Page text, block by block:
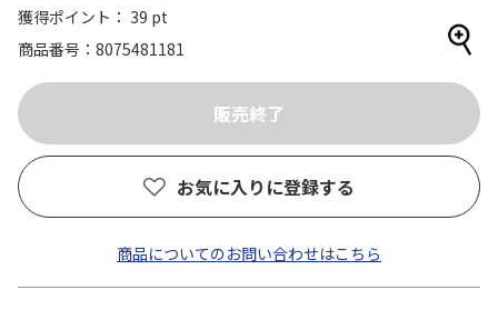
獲得ポイント： 39 pt
商品番号
8075481181
お気に入りに登録する
商品についてのお問い合わせはこちら